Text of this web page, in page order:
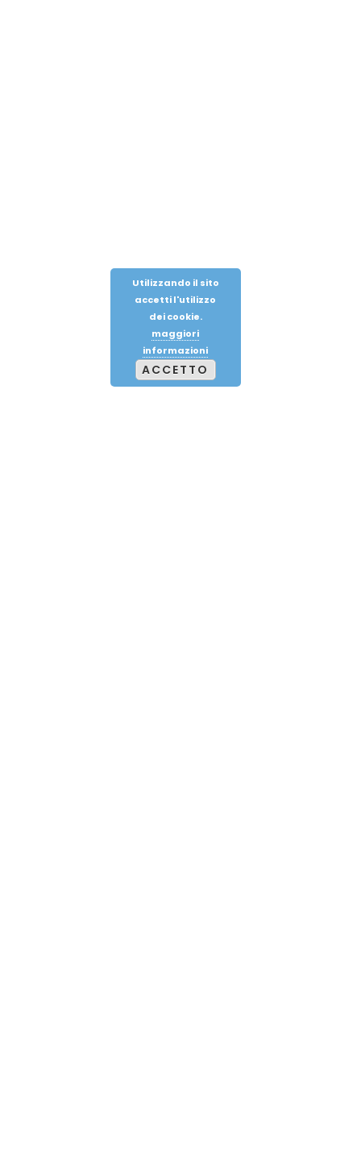
Utilizzando il sito
accetti l'utilizzo
dei cookie.
maggiori
informazioni
ACCETTO